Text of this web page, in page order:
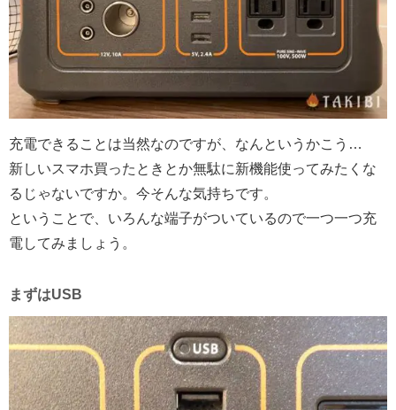
充電できることは当然なのですが、なんというかこう…
新しいスマホ買ったときとか無駄に新機能使ってみたくな
るじゃないですか。今そんな気持ちです。
ということで、いろんな端子がついているので一つ一つ充
電してみましょう。
まずはUSB